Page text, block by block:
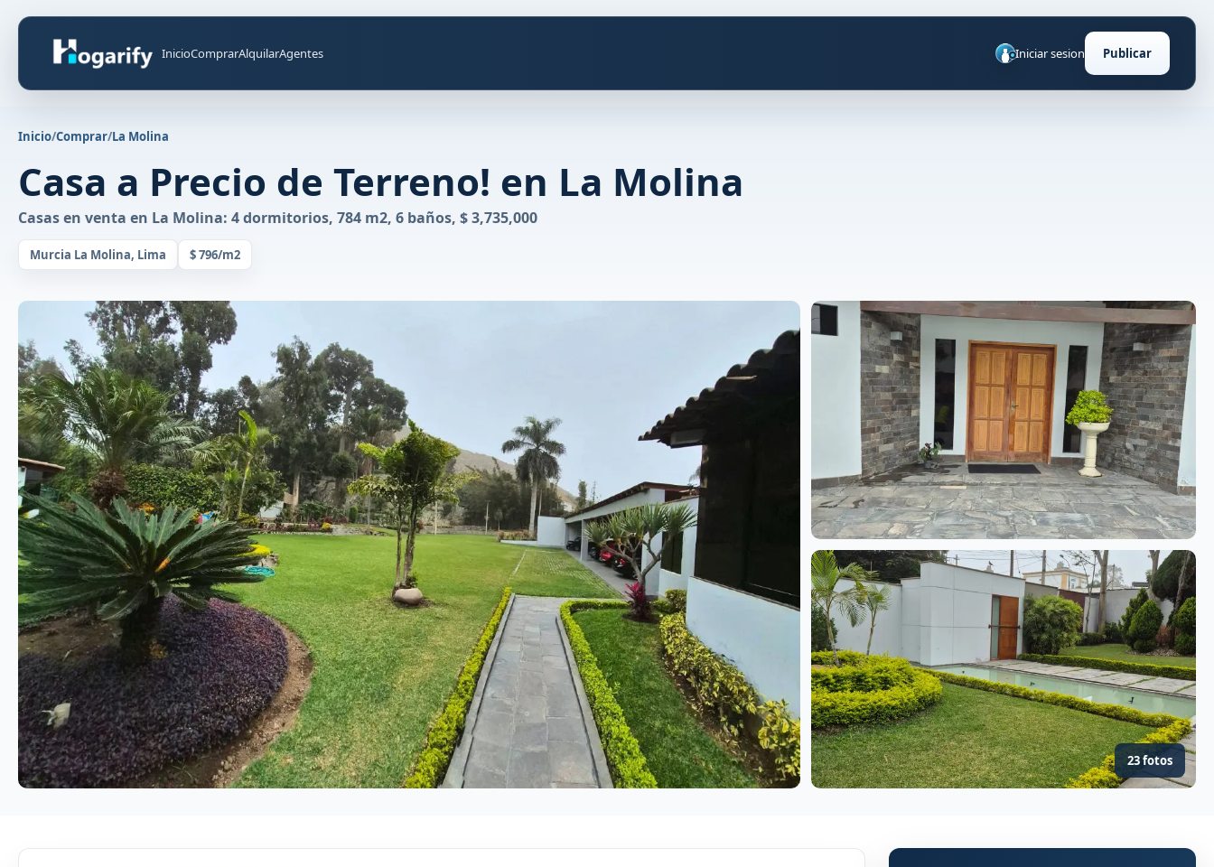
InicioComprarAlquilarAgentes Iniciar sesion Publicar
Inicio/Comprar/La Molina
Casa a Precio de Terreno! en La Molina
Casas en venta en La Molina: 4 dormitorios, 784 m2, 6 baños, $ 3,735,000
Murcia La Molina, Lima $ 796/m2
23 fotos